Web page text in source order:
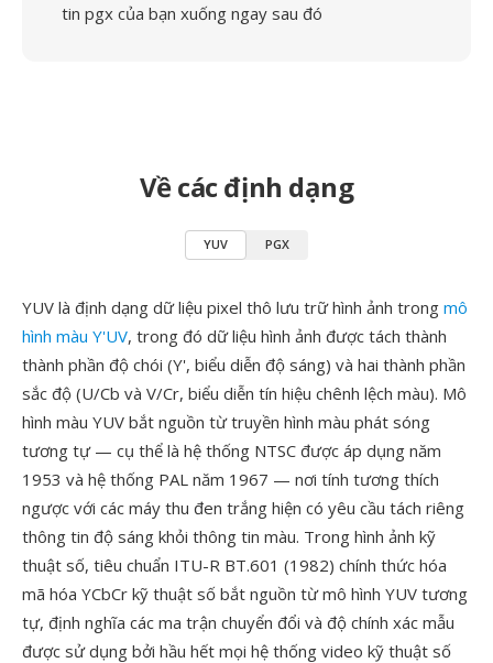
tin pgx của bạn xuống ngay sau đó
Về các định dạng
YUV PGX
YUV là định dạng dữ liệu pixel thô lưu trữ hình ảnh trong mô
hình màu Y'UV, trong đó dữ liệu hình ảnh được tách thành
thành phần độ chói (Y', biểu diễn độ sáng) và hai thành phần
sắc độ (U/Cb và V/Cr, biểu diễn tín hiệu chênh lệch màu). Mô
hình màu YUV bắt nguồn từ truyền hình màu phát sóng
tương tự — cụ thể là hệ thống NTSC được áp dụng năm
1953 và hệ thống PAL năm 1967 — nơi tính tương thích
ngược với các máy thu đen trắng hiện có yêu cầu tách riêng
thông tin độ sáng khỏi thông tin màu. Trong hình ảnh kỹ
thuật số, tiêu chuẩn ITU-R BT.601 (1982) chính thức hóa
mã hóa YCbCr kỹ thuật số bắt nguồn từ mô hình YUV tương
tự, định nghĩa các ma trận chuyển đổi và độ chính xác mẫu
được sử dụng bởi hầu hết mọi hệ thống video kỹ thuật số